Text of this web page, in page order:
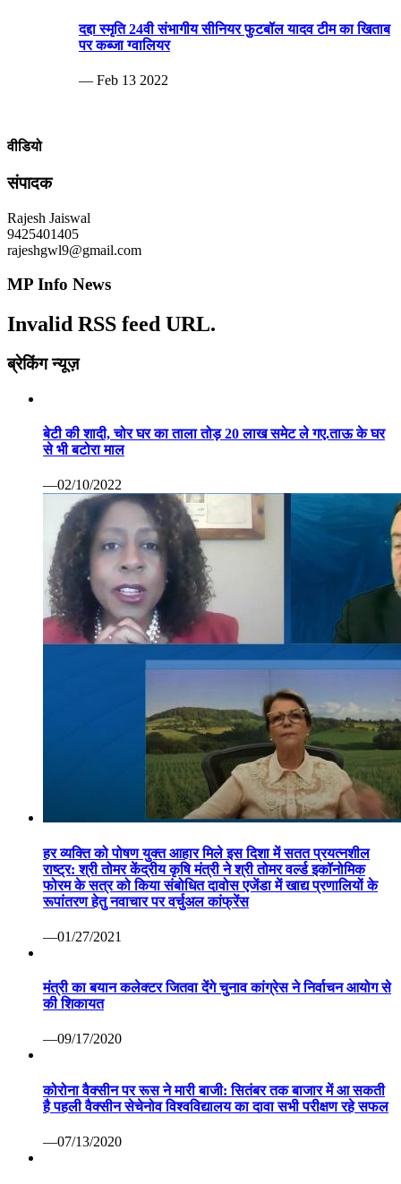
दद्दा स्मृति 24वी संभागीय सीनियर फुटबॉल यादव टीम का खिताब
पर कब्जा ग्वालियर
— Feb 13 2022
वीडियो
संपादक
Rajesh Jaiswal
9425401405
rajeshgwl9@gmail.com
MP Info News
Invalid RSS feed URL.
ब्रेकिंग न्यूज़
बेटी की शादी, चोर घर का ताला तोड़ 20 लाख समेट ले गए.ताऊ के घर
से भी बटोरा माल
—02/10/2022
हर व्यक्ति को पोषण युक्त आहार मिले इस दिशा में सतत प्रयत्नशील
राष्ट्र: श्री तोमर केंद्रीय कृषि मंत्री ने श्री तोमर वर्ल्ड इकॉनोमिक
फोरम के सत्र को किया संबोधित दावोस एजेंडा में खाद्य प्रणालियों के
रूपांतरण हेतु नवाचार पर वर्चुअल कांफ्रेंस
—01/27/2021
मंत्री का बयान कलेक्टर जितवा देंगे चुनाव कांग्रेस ने निर्वाचन आयोग से
की शिकायत
—09/17/2020
कोरोना वैक्सीन पर रूस ने मारी बाजी: सितंबर तक बाजार में आ सकती
है पहली वैक्सीन सेचेनोव विश्वविद्यालय का दावा सभी परीक्षण रहे सफल
—07/13/2020